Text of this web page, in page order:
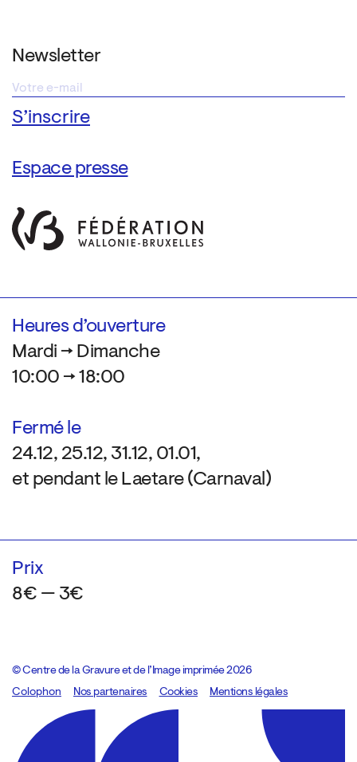
Newsletter
Espace presse
Heures d’ouverture
Mardi → Dimanche
10:00 → 18:00
Fermé le
24.12, 25.12, 31.12, 01.01,
et pendant le Laetare (Carnaval)
Prix
8€ — 3€
© Centre de la Gravure et de l’Image imprimée 2026
Colophon
Design:Marcel Kaczmarek, code:8080.studio
Nos partenaires Cookies Mentions légales